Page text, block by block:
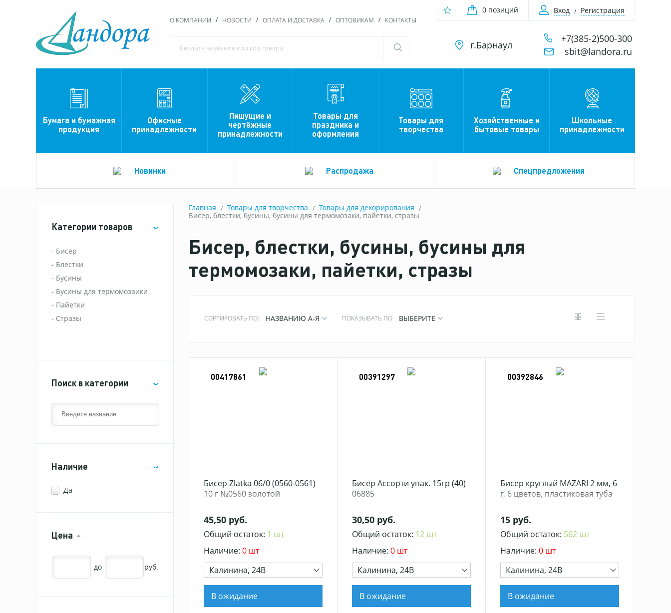
О КОМПАНИИ НОВОСТИ ОПЛАТА И ДОСТАВКА ОПТОВИКАМ КОНТАКТЫ
0 позиций Вход Регистрация
г.Барнаул
+7(385-2)500-300
sbit@landora.ru
Бумага и бумажная
продукция
Офисные
принадлежности
Пишущие и
чертёжные
принадлежности
Товары для
праздника и
оформления
Товары для
творчества
Хозяйственные и
бытовые товары
Школьные
принадлежности
Новинки Распродажа Спецпредложения
Категории товаров
Бисер
Блестки
Бусины
Бусины для термомозаики
Пайетки
Стразы
Поиск в категории
Наличие
Да
Цена
до руб.
Главная Товары для творчества
Товары для декорирования
Бисер, блестки, бусины, бусины для термомозаки, пайетки, стразы
Бисер, блестки, бусины, бусины для
термомозаки, пайетки, стразы
СОРТИРОВАТЬ ПО: НАЗВАНИЮ А-Я ПОКАЗЫВАТЬ ПО ВЫБЕРИТЕ
00417861
Бисер Zlatka 06/0 (0560-0561)
10 г №0560 золотой
45,50 руб.
Общий остаток: 1 шт
Наличие: 0 шт
Калинина, 24В
В ожидание
00391297
Бисер Ассорти упак. 15гр (40)
06885
30,50 руб.
Общий остаток: 12 шт
Наличие: 0 шт
Калинина, 24В
В ожидание
00392846
Бисер круглый MAZARI 2 мм, 6
г, 6 цветов, пластиковая туба
15 руб.
Общий остаток: 562 шт
Наличие: 0 шт
Калинина, 24В
В ожидание